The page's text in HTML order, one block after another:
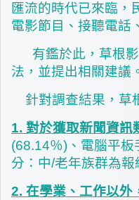
匯流的時代已來臨，
電影節目、接聽電話
有鑑於此，草根影
法，並提出相關建議
針對調查結果，草
1. 對於獲取新聞資訊
(68.14％)、電腦平
分：中/老年族群為
2. 在學業、工作以外